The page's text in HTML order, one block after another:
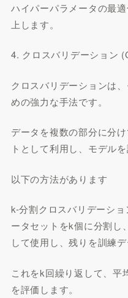
ハイパーパラメータの最
上します。
4. クロスバリデーション
クロスバリデーションは
めの強力な手法です。
データを複数の部分に分
トとして利用し、モデル
以下の方法があります
k-分割クロスバリデーシ
ータセットをk個に分割し
して使用し、残りを訓練
これをk回繰り返して、平
を評価します。